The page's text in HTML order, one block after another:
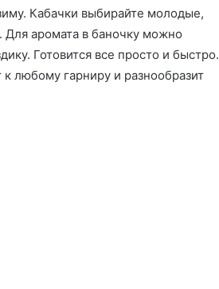
Кабачки выбирайте молодые,
аромата в баночку можно
Готовится все просто и быстро.
к любому гарниру и разнообразит